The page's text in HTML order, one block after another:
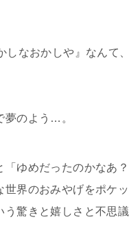
なおかしや』なんて
夢のよう…。
ゆめだったのかなあ
界のおみやげをポケ
驚きと嬉しさと不思